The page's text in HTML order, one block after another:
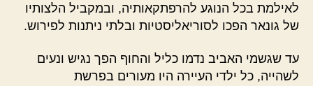
לאילמת בכל הנוגע להרפתקאותיה, ובמקביל הלצותיו
של גונאר הפכו לסוריאליסטיות ובלתי ניתנות לפירוש.
עד שגשמי האביב נדמו כליל והחוף הפך נגיש ונעים
לשהייה, כל ילדי העיירה היו מעורים בפרשת